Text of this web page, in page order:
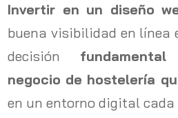
Invertir en un diseño
buena visibilidad en línea
decisión
negocio de hostelería
en un entorno digital cada